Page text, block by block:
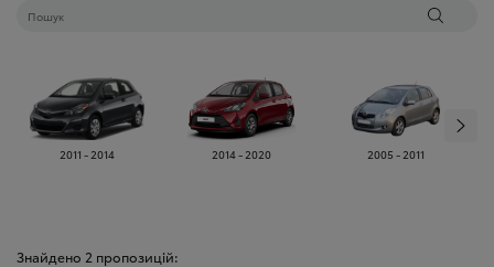
2011 - 2014 2014 - 2020 2005 - 2011
Знайдено 2 пропозицій: